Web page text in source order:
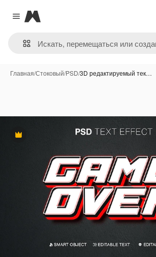
Close menu
Magnific
Главная/Стоковый/PSD/3D редактируемый тек…
Премиум